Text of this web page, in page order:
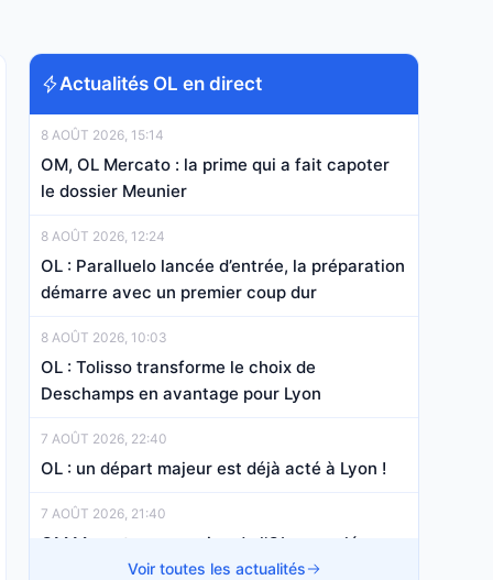
Actualités OL en direct
8 AOÛT 2026, 15:14
OM, OL Mercato : la prime qui a fait capoter
le dossier Meunier
8 AOÛT 2026, 12:24
OL : Paralluelo lancée d’entrée, la préparation
démarre avec un premier coup dur
8 AOÛT 2026, 10:03
OL : Tolisso transforme le choix de
Deschamps en avantage pour Lyon
7 AOÛT 2026, 22:40
OL : un départ majeur est déjà acté à Lyon !
7 AOÛT 2026, 21:40
OM Mercato : un ancien de l’OL a recalé
Voir toutes les actualités